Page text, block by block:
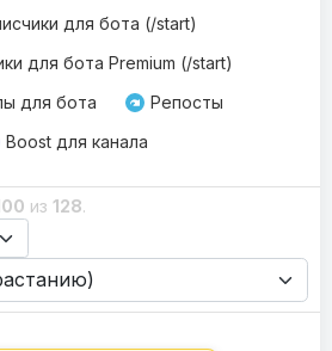
для бота (/start)
для бота Premium (/start)
для бота
Репосты
Boost для канала
из 128.